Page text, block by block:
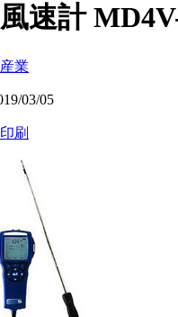
速計
業
03/05
刷